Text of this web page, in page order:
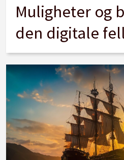
Muligheter og
den digitale